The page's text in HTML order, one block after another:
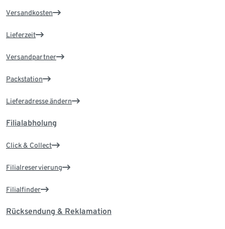
Versandkosten
Lieferzeit
Versandpartner
Packstation
Lieferadresse ändern
Filialabholung
Click & Collect
Filialreservierung
Filialfinder
Rücksendung & Reklamation